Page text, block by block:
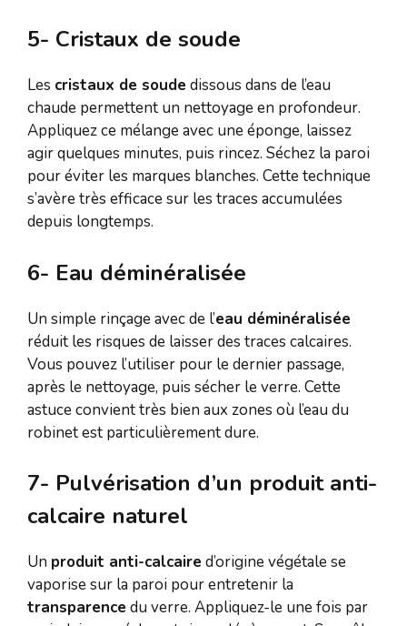
5- Cristaux de soude
Les cristaux de soude dissous dans de l’eau
chaude permettent un nettoyage en profondeur.
Appliquez ce mélange avec une éponge, laissez
agir quelques minutes, puis rincez. Séchez la paroi
pour éviter les marques blanches. Cette technique
s’avère très efficace sur les traces accumulées
depuis longtemps.
6- Eau déminéralisée
Un simple rinçage avec de l’eau déminéralisée
réduit les risques de laisser des traces calcaires.
Vous pouvez l’utiliser pour le dernier passage,
après le nettoyage, puis sécher le verre. Cette
astuce convient très bien aux zones où l’eau du
robinet est particulièrement dure.
7- Pulvérisation d’un produit anti-
calcaire naturel
Un produit anti-calcaire d’origine végétale se
vaporise sur la paroi pour entretenir la
transparence du verre. Appliquez-le une fois par